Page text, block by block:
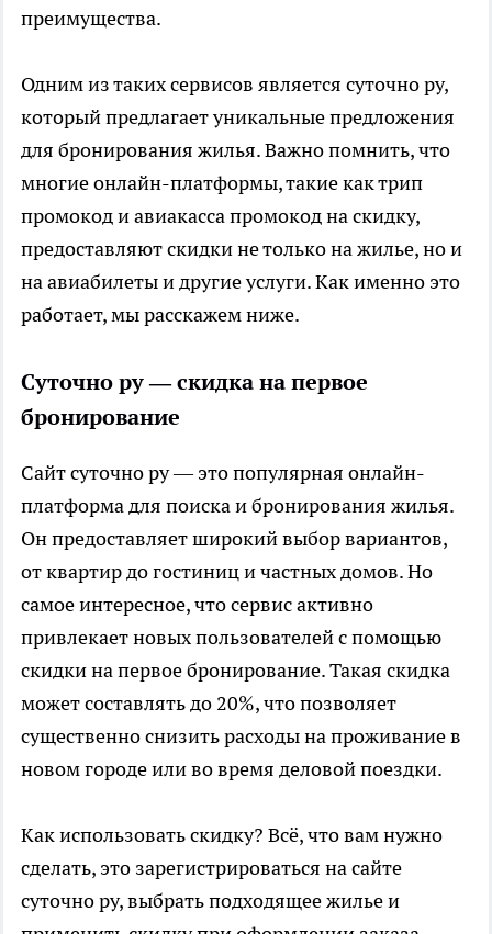
преимущества.
Одним из таких сервисов является суточно ру,
который предлагает уникальные предложения
для бронирования жилья. Важно помнить, что
многие онлайн-платформы, такие как трип
промокод и авиакасса промокод на скидку,
предоставляют скидки не только на жилье, но и
на авиабилеты и другие услуги. Как именно это
работает, мы расскажем ниже.
Суточно ру — скидка на первое
бронирование
Сайт суточно ру — это популярная онлайн-
платформа для поиска и бронирования жилья.
Он предоставляет широкий выбор вариантов,
от квартир до гостиниц и частных домов. Но
самое интересное, что сервис активно
привлекает новых пользователей с помощью
скидки на первое бронирование. Такая скидка
может составлять до 20%, что позволяет
существенно снизить расходы на проживание в
новом городе или во время деловой поездки.
Как использовать скидку? Всё, что вам нужно
сделать, это зарегистрироваться на сайте
суточно ру, выбрать подходящее жилье и